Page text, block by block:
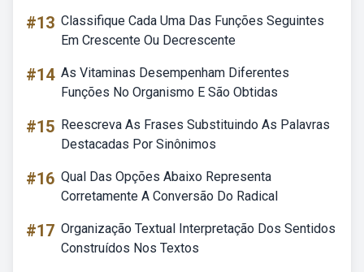
#13 Classifique Cada Uma Das Funções Seguintes
Em Crescente Ou Decrescente
#14 As Vitaminas Desempenham Diferentes
Funções No Organismo E São Obtidas
#15 Reescreva As Frases Substituindo As Palavras
Destacadas Por Sinônimos
#16 Qual Das Opções Abaixo Representa
Corretamente A Conversão Do Radical
#17 Organização Textual Interpretação Dos Sentidos
Construídos Nos Textos